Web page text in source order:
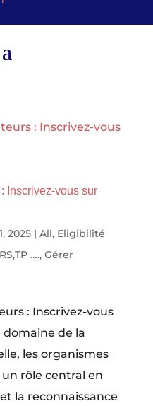
Inscrivez-vous sur
2025| All, Eligibilité
…., Gérer
: Inscrivez-vous
domaine de la
les organismes
rôle central en
la reconnaissance